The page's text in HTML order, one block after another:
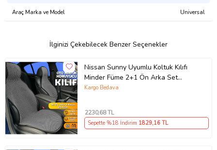
Araç Marka ve Model Universal
İlginizi Çekebilecek Benzer Seçenekler
Nissan Sunny Uyumlu Koltuk Kılıfı
Minder Füme 2+1 Ön Arka Set
(Karışık)
Kargo Bedava
2230,68 TL
Sepette %18 İndirim 1829,16 TL